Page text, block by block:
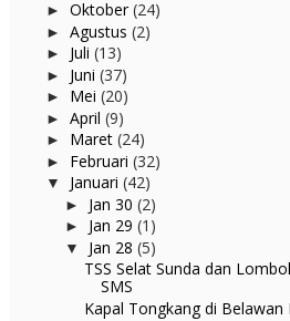
► Oktober(24)
► Agustus (2)
► Juli (13)
► Juni (37)
► Mei (20)
► April (9)
► Maret (24)
► Februari (32)
▼ Januari (42)
► Jan 30 (2)
► Jan 29 (1)
▼ Jan 28 (5)
TSS Selat Sunda dan
SMS
Kapal Tongkang di Belawan